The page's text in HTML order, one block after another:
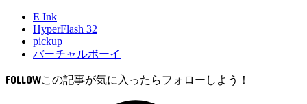
E Ink
HyperFlash 32
pickup
バーチャルボーイ
FOLLOW